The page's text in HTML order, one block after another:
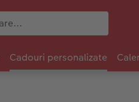
Cadouri personalizate